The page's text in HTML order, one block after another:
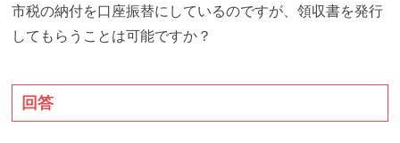
市税の納付を口座振替にしているのですが、領収書を発行
してもらうことは可能ですか？
回答